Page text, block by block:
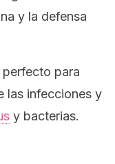
y la defensa
para
las infecciones y
y bacterias.